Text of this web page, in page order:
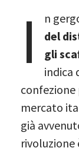
I n
del
gli
indica
mercato
già
rivoluzione